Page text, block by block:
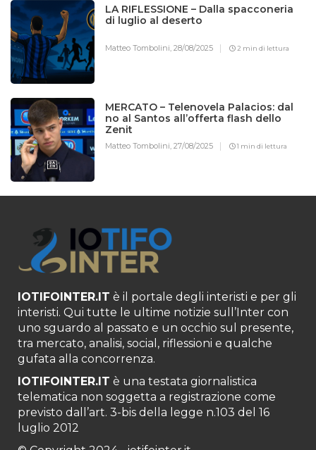
LA RIFLESSIONE – Dalla spacconeria
di luglio al deserto
Matteo Tombolini,28/08/2025 2 min di lettura
MERCATO – Telenovela Palacios: dal
no al Santos all’offerta flash dello
Zenit
Matteo Tombolini,27/08/2025 1 min di lettura
IOTIFOINTER.IT è il portale degli interisti e per gli
interisti. Qui tutte le ultime notizie sull’Inter con
uno sguardo al passato e un occhio sul presente,
tra mercato, analisi, social, riflessioni e qualche
gufata alla concorrenza.
IOTIFOINTER.IT è una testata giornalistica
telematica non soggetta a registrazione come
previsto dall’art. 3-bis della legge n.103 del 16
luglio 2012